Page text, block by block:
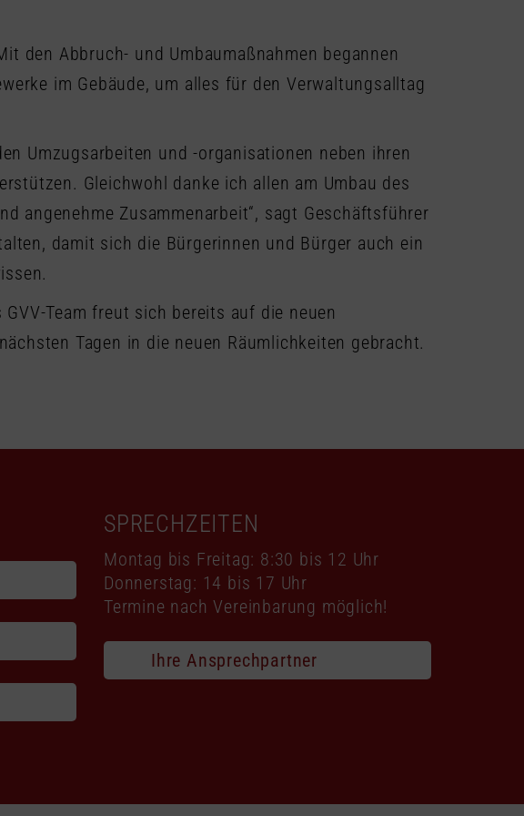
den Abbruch- und Umbaumaßnahmen begannen
im Gebäude, um alles für den Verwaltungsalltag
Umzugsarbeiten und -organisationen neben ihren
Gleichwohl danke ich allen am Umbau des
angenehme Zusammenarbeit“, sagt Geschäftsführer
damit sich die Bürgerinnen und Bürger auch ein
Team freut sich bereits auf die neuen
Tagen in die neuen Räumlichkeiten gebracht.
SPRECHZEITEN
Montag bis Freitag: 8:30 bis 12 Uhr
Donnerstag: 14 bis 17 Uhr
Termine nach Vereinbarung möglich!
Ihre Ansprechpartner